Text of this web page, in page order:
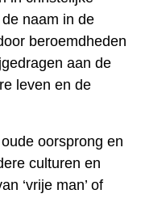
naam in de
beroemdheden
aan de
leven en de
oorsprong en
culturen en
‘vrije man’ of